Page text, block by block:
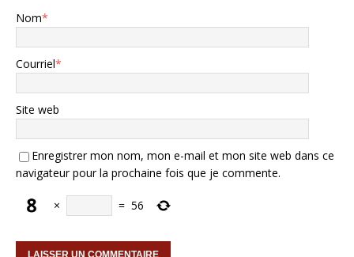
Nom*
Courriel*
Site web
Enregistrer mon nom, mon e-mail et mon site web dans ce
navigateur pour la prochaine fois que je commente.
× = 56